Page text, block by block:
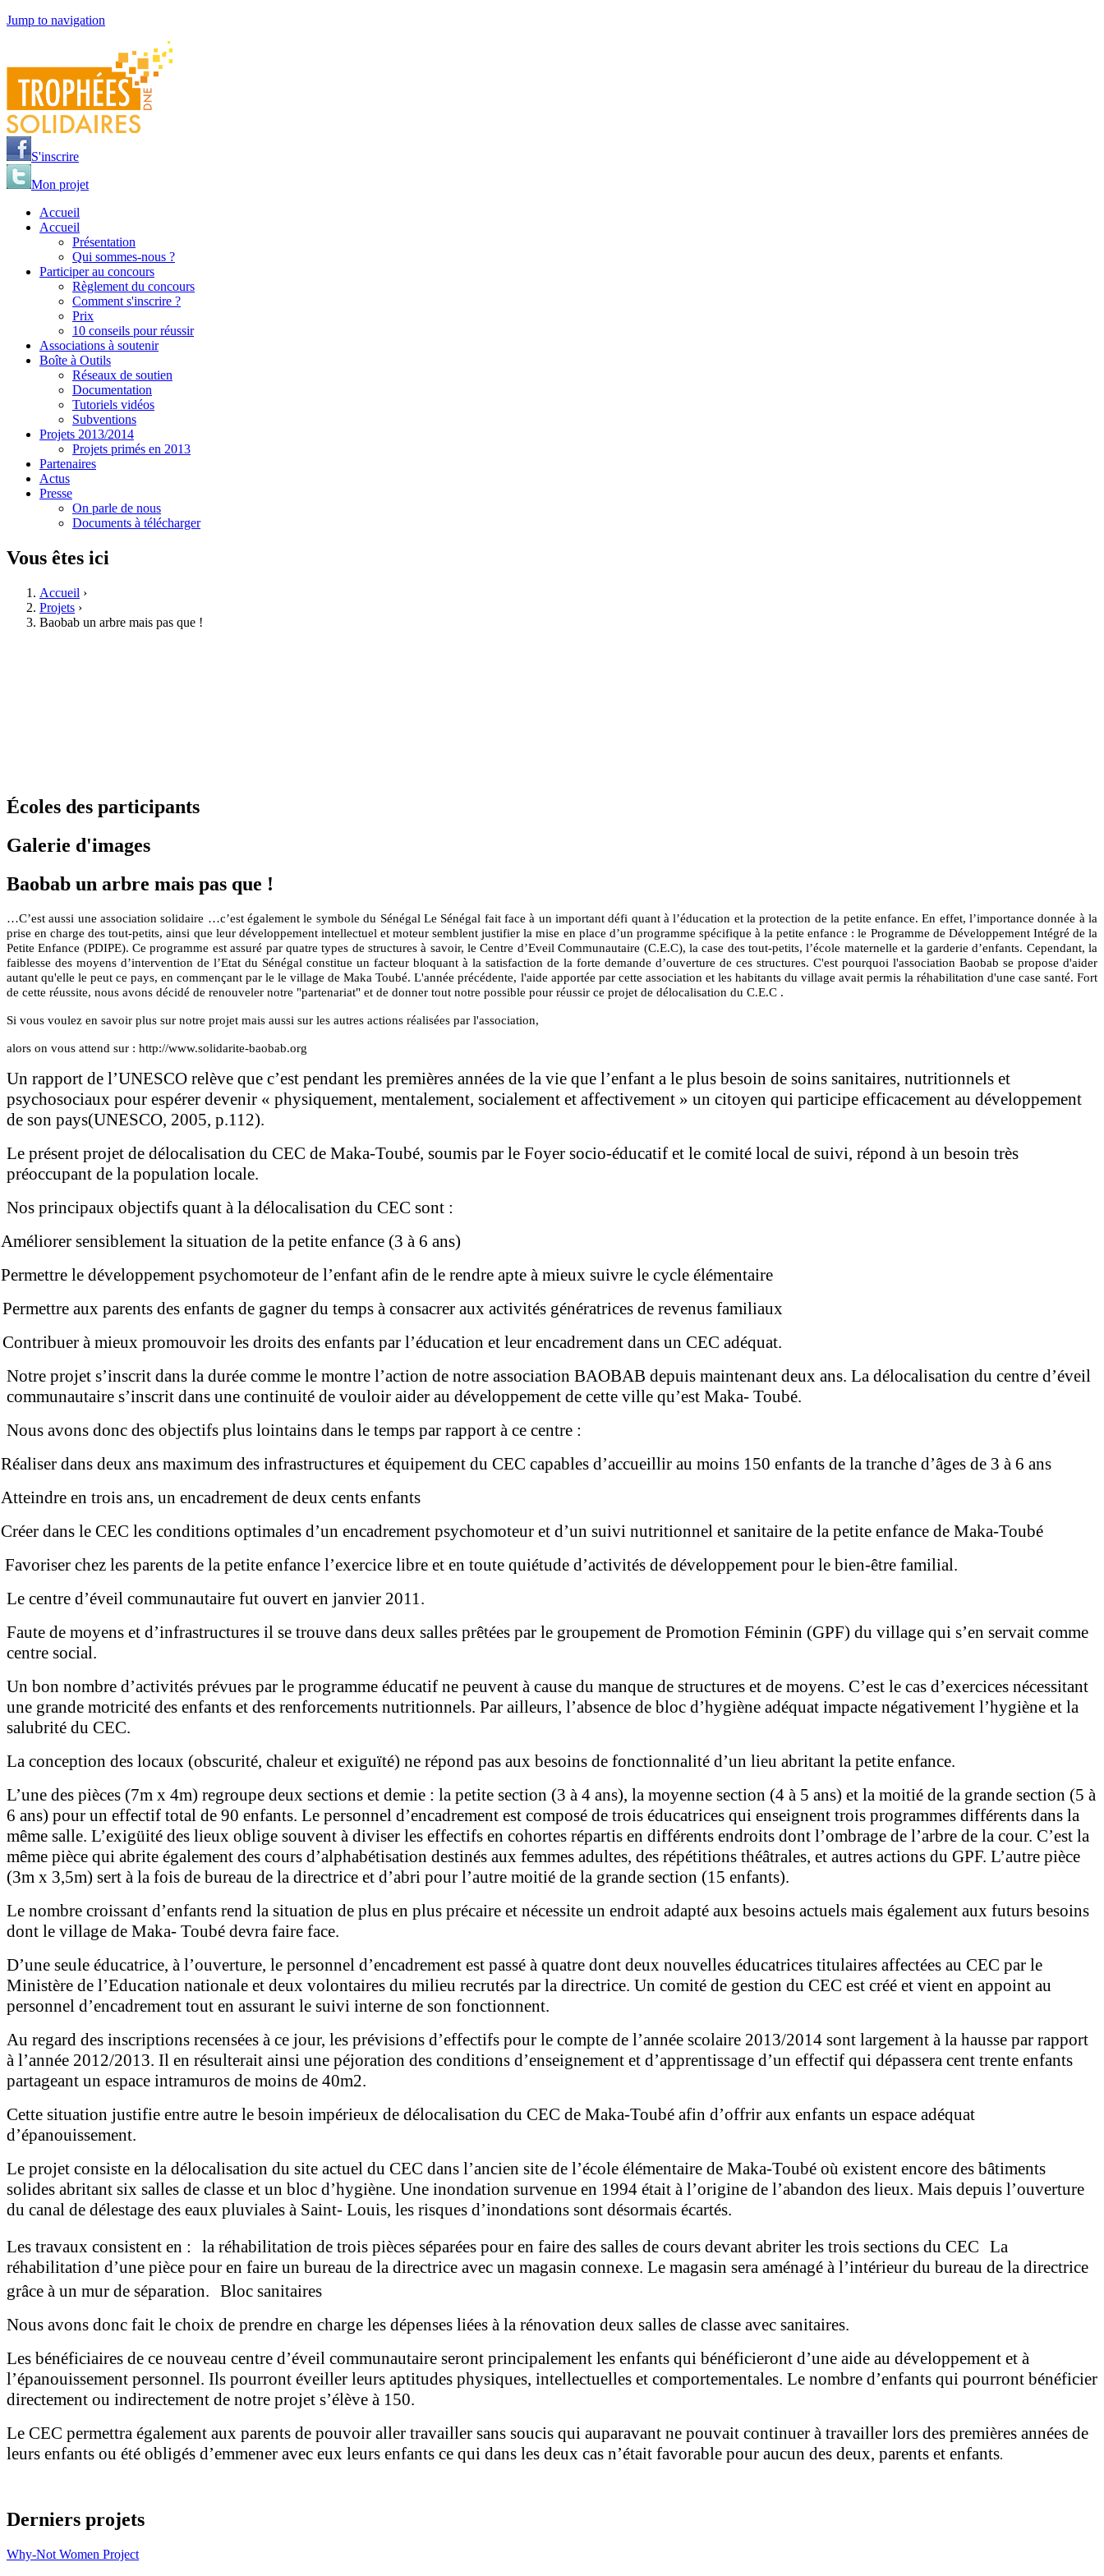
Jump to navigation
S'inscrire
Mon projet
Accueil
Accueil
Présentation
Qui sommes-nous ?
Participer au concours
Règlement du concours
Comment s'inscrire ?
Prix
10 conseils pour réussir
Associations à soutenir
Boîte à Outils
Réseaux de soutien
Documentation
Tutoriels vidéos
Subventions
Projets 2013/2014
Projets primés en 2013
Partenaires
Actus
Presse
On parle de nous
Documents à télécharger
Vous êtes ici
Accueil ›
Projets ›
Baobab un arbre mais pas que !
Écoles des participants
Galerie d'images
Baobab un arbre mais pas que !
…C’est aussi une association solidaire …c’est également le symbole du Sénégal Le Sénégal fait face à un important défi quant à l’éducation et la protection de la petite enfance. En effet, l’importance donnée à la
prise en charge des tout-petits, ainsi que leur développement intellectuel et moteur semblent justifier la mise en place d’un programme spécifique à la petite enfance : le Programme de Développement Intégré de la
Petite Enfance (PDIPE). Ce programme est assuré par quatre types de structures à savoir, le Centre d’Eveil Communautaire (C.E.C), la case des tout-petits, l’école maternelle et la garderie d’enfants. Cependant, la
faiblesse des moyens d’intervention de l’Etat du Sénégal constitue un facteur bloquant à la satisfaction de la forte demande d’ouverture de ces structures. C'est pourquoi l'association Baobab se propose d'aider
autant qu'elle le peut ce pays, en commençant par le le village de Maka Toubé. L'année précédente, l'aide apportée par cette association et les habitants du village avait permis la réhabilitation d'une case santé. Fort
de cette réussite, nous avons décidé de renouveler notre "partenariat" et de donner tout notre possible pour réussir ce projet de délocalisation du C.E.C .
Si vous voulez en savoir plus sur notre projet mais aussi sur les autres actions réalisées par l'association,
alors on vous attend sur : http://www.solidarite-baobab.org
Un rapport de l’UNESCO relève que c’est pendant les premières années de la vie que l’enfant a le plus besoin de soins sanitaires, nutritionnels et
psychosociaux pour espérer devenir « physiquement, mentalement, socialement et affectivement » un citoyen qui participe efficacement au développement
de son pays(UNESCO, 2005, p.112).
Le présent projet de délocalisation du CEC de Maka-Toubé, soumis par le Foyer socio-éducatif et le comité local de suivi, répond à un besoin très
préoccupant de la population locale.
Nos principaux objectifs quant à la délocalisation du CEC sont :
Améliorer sensiblement la situation de la petite enfance (3 à 6 ans)
Permettre le développement psychomoteur de l’enfant afin de le rendre apte à mieux suivre le cycle élémentaire
Permettre aux parents des enfants de gagner du temps à consacrer aux activités génératrices de revenus familiaux
Contribuer à mieux promouvoir les droits des enfants par l’éducation et leur encadrement dans un CEC adéquat.
Notre projet s’inscrit dans la durée comme le montre l’action de notre association BAOBAB depuis maintenant deux ans. La délocalisation du centre d’éveil
communautaire s’inscrit dans une continuité de vouloir aider au développement de cette ville qu’est Maka- Toubé.
Nous avons donc des objectifs plus lointains dans le temps par rapport à ce centre :
Réaliser dans deux ans maximum des infrastructures et équipement du CEC capables d’accueillir au moins 150 enfants de la tranche d’âges de 3 à 6 ans
Atteindre en trois ans, un encadrement de deux cents enfants
Créer dans le CEC les conditions optimales d’un encadrement psychomoteur et d’un suivi nutritionnel et sanitaire de la petite enfance de Maka-Toubé
Favoriser chez les parents de la petite enfance l’exercice libre et en toute quiétude d’activités de développement pour le bien-être familial.
Le centre d’éveil communautaire fut ouvert en janvier 2011.
Faute de moyens et d’infrastructures il se trouve dans deux salles prêtées par le groupement de Promotion Féminin (GPF) du village qui s’en servait comme
centre social.
Un bon nombre d’activités prévues par le programme éducatif ne peuvent à cause du manque de structures et de moyens. C’est le cas d’exercices nécessitant
une grande motricité des enfants et des renforcements nutritionnels. Par ailleurs, l’absence de bloc d’hygiène adéquat impacte négativement l’hygiène et la
salubrité du CEC.
La conception des locaux (obscurité, chaleur et exiguïté) ne répond pas aux besoins de fonctionnalité d’un lieu abritant la petite enfance.
L’une des pièces (7m x 4m) regroupe deux sections et demie : la petite section (3 à 4 ans), la moyenne section (4 à 5 ans) et la moitié de la grande section (5 à
6 ans) pour un effectif total de 90 enfants. Le personnel d’encadrement est composé de trois éducatrices qui enseignent trois programmes différents dans la
même salle. L’exigüité des lieux oblige souvent à diviser les effectifs en cohortes répartis en différents endroits dont l’ombrage de l’arbre de la cour. C’est la
même pièce qui abrite également des cours d’alphabétisation destinés aux femmes adultes, des répétitions théâtrales, et autres actions du GPF. L’autre pièce
(3m x 3,5m) sert à la fois de bureau de la directrice et d’abri pour l’autre moitié de la grande section (15 enfants).
Le nombre croissant d’enfants rend la situation de plus en plus précaire et nécessite un endroit adapté aux besoins actuels mais également aux futurs besoins
dont le village de Maka- Toubé devra faire face.
D’une seule éducatrice, à l’ouverture, le personnel d’encadrement est passé à quatre dont deux nouvelles éducatrices titulaires affectées au CEC par le
Ministère de l’Education nationale et deux volontaires du milieu recrutés par la directrice. Un comité de gestion du CEC est créé et vient en appoint au
personnel d’encadrement tout en assurant le suivi interne de son fonctionnent.
Au regard des inscriptions recensées à ce jour, les prévisions d’effectifs pour le compte de l’année scolaire 2013/2014 sont largement à la hausse par rapport
à l’année 2012/2013. Il en résulterait ainsi une péjoration des conditions d’enseignement et d’apprentissage d’un effectif qui dépassera cent trente enfants
partageant un espace intramuros de moins de 40m2.
Cette situation justifie entre autre le besoin impérieux de délocalisation du CEC de Maka-Toubé afin d’offrir aux enfants un espace adéquat
d’épanouissement.
Le projet consiste en la délocalisation du site actuel du CEC dans l’ancien site de l’école élémentaire de Maka-Toubé où existent encore des bâtiments
solides abritant six salles de classe et un bloc d’hygiène. Une inondation survenue en 1994 était à l’origine de l’abandon des lieux. Mais depuis l’ouverture
du canal de délestage des eaux pluviales à Saint- Louis, les risques d’inondations sont désormais écartés.
Les travaux consistent en : la réhabilitation de trois pièces séparées pour en faire des salles de cours devant abriter les trois sections du CEC La
réhabilitation d’une pièce pour en faire un bureau de la directrice avec un magasin connexe. Le magasin sera aménagé à l’intérieur du bureau de la directrice
grâce à un mur de séparation. Bloc sanitaires
Nous avons donc fait le choix de prendre en charge les dépenses liées à la rénovation deux salles de classe avec sanitaires.
Les bénéficiaires de ce nouveau centre d’éveil communautaire seront principalement les enfants qui bénéficieront d’une aide au développement et à
l’épanouissement personnel. Ils pourront éveiller leurs aptitudes physiques, intellectuelles et comportementales. Le nombre d’enfants qui pourront bénéficier
directement ou indirectement de notre projet s’élève à 150.
Le CEC permettra également aux parents de pouvoir aller travailler sans soucis qui auparavant ne pouvait continuer à travailler lors des premières années de
leurs enfants ou été obligés d’emmener avec eux leurs enfants ce qui dans les deux cas n’était favorable pour aucun des deux, parents et enfants.
Derniers projets
Why-Not Women Project